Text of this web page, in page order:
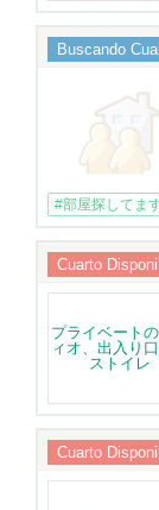
Buscando
#部屋探してま
Cuarto
Cuarto